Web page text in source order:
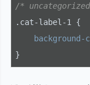
/*
.cat-label-1
{
background-
}